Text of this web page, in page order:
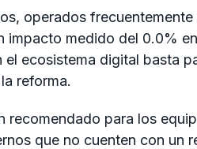
operados
impacto medido del 0.0%
el ecosistema digital basta
reforma.
recomendado para los
que no cuenten con un